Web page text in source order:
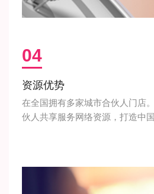
04
资源优势
在全国拥有多家城市合伙人门店
伙人共享服务网络资源，打造中